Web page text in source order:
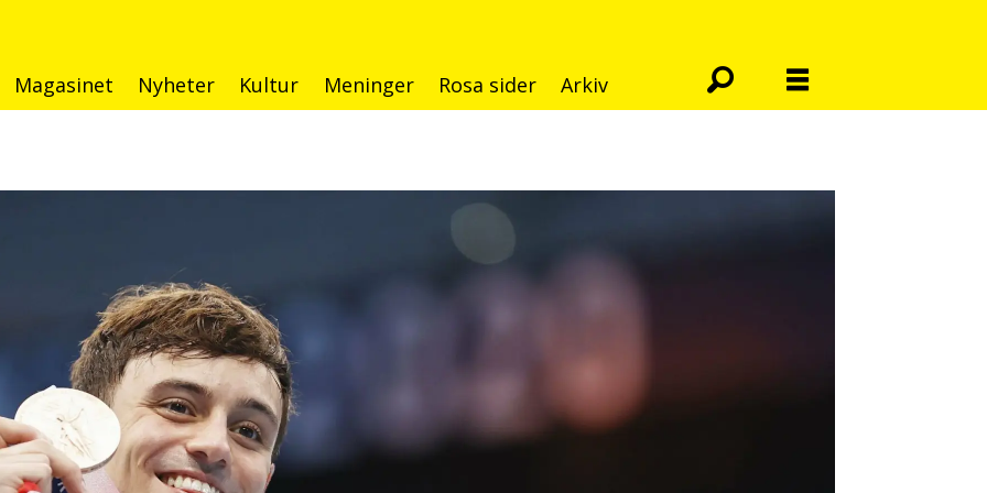
Magasinet Nyheter Kultur Meninger Rosa sider Arkiv